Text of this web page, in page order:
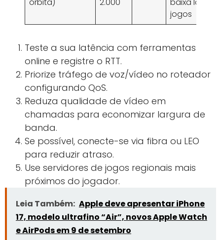
jogos
Teste a sua latência com ferramentas
online e registre o RTT.
Priorize tráfego de voz/vídeo no roteador
configurando QoS.
Reduza qualidade de vídeo em
chamadas para economizar largura de
banda.
Se possível, conecte-se via fibra ou LEO
para reduzir atraso.
Use servidores de jogos regionais mais
próximos do jogador.
Leia Também: Apple deve apresentar iPhone
17, modelo ultrafino “Air”, novos Apple Watch
e AirPods em 9 de setembro